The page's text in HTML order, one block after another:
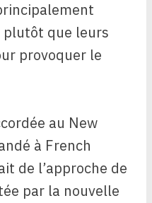
plutôt que leurs
provoquer le
au New
à French
de l’approche de
par la nouvelle